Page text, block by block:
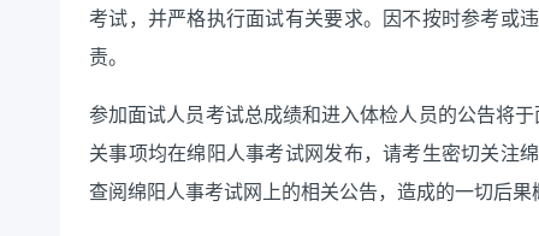
考试，并严格执行面试有关要求。因不按时参考或
责。
参加面试人员考试总成绩和进入体检人员的公告将
关事项均在绵阳人事考试网发布，请考生密切关注
查阅绵阳人事考试网上的相关公告，造成的一切后果